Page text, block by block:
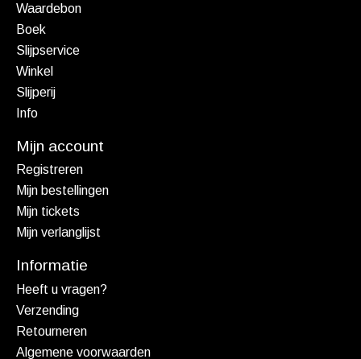
Waardebon
Boek
Slijpservice
Winkel
Slijperij
Info
Mijn account
Registreren
Mijn bestellingen
Mijn tickets
Mijn verlanglijst
Informatie
Heeft u vragen?
Verzending
Retourneren
Algemene voorwaarden